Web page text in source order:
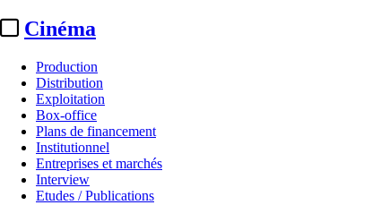
Cinéma
Production
Distribution
Exploitation
Box-office
Plans de financement
Institutionnel
Entreprises et marchés
Interview
Etudes / Publications